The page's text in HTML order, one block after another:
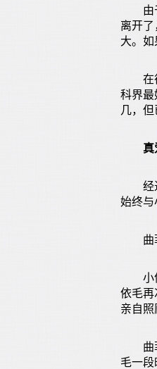
由于
离开
大。如
在征
科界最
几，但
真
经过
始终与
曲菲
小依
依毛再
亲自照
曲菲
毛一